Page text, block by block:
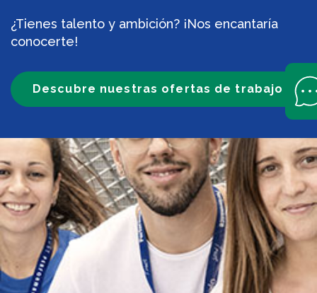
¿Tienes talento y ambición? ¡Nos encantaría
conocerte!
Descubre nuestras ofertas de trabajo